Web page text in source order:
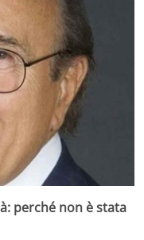
perché non è stata